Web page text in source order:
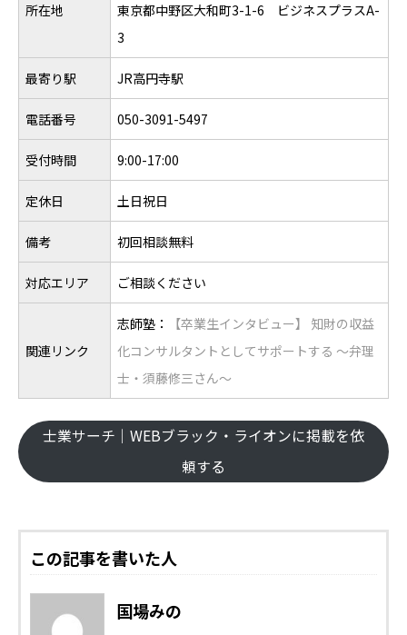
所在地
東京都中野区大和町3-1-6 ビジネスプラスA-
3
最寄り駅 JR高円寺駅
電話番号 050-3091-5497
受付時間 9:00-17:00
定休日 土日祝日
備考 初回相談無料
対応エリア ご相談ください
関連リンク
志師塾：
【卒業生インタビュー】 知財の収益
化コンサルタントとしてサポートする 〜弁理
士・須藤修三さん～
士業サーチ｜WEBブラック・ライオンに掲載を依
頼する
この記事を書いた人
国場みの